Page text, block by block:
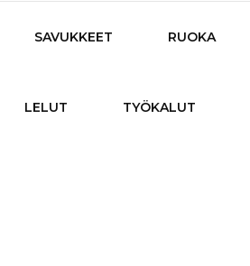
SAVUKKEET RUOKA
LELUT TYÖKALUT